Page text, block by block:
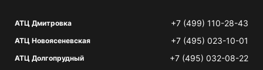
АТЦ Дмитровка +7 (499) 110-28-43
АТЦ Новоясеневская +7 (495) 023-10-01
АТЦ Долгопрудный +7 (495) 032-08-22